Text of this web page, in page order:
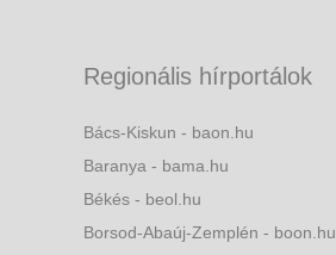
Regionális hírportálok
Bács-Kiskun - baon.hu
Baranya - bama.hu
Békés - beol.hu
Borsod-Abaúj-Zemplén - boon.hu